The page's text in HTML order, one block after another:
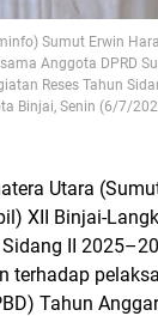
Sumut Erwin
Anggota DPRD
Reses Tahun
Binjai, Senin (6/7/
Utara
XII Binjai-
II
terhadap
Tahun